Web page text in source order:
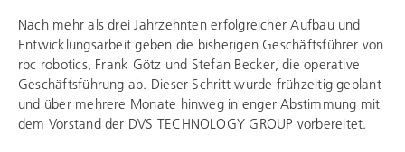
Nach mehr als drei Jahrzehnten erfolgreicher Aufbau und
Entwicklungsarbeit geben die bisherigen Geschäftsführer von
rbc robotics, Frank Götz und Stefan Becker, die operative
Geschäftsführung ab. Dieser Schritt wurde frühzeitig geplant
und über mehrere Monate hinweg in enger Abstimmung mit
dem Vorstand der DVS TECHNOLOGY GROUP vorbereitet.